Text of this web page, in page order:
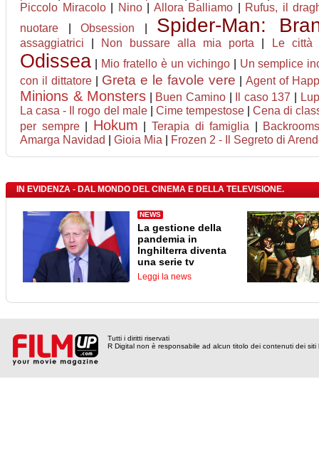
Piccolo Miracolo| Nino| Allora Balliamo
Rufus, il
nuotare |Obsession Spider-Man:
assaggiatrici Non bussare alla mia porta Le città
Odissea Mio fratello è un vichingo| Un semplice
con il dittatore
Greta e le favole vere Agent of
Minions & Monsters Buen Camino| Il caso 137
La casa - Il rogo del male| Cime tempestose|Cena di
per sempre| Hokum |Terapia di famiglia
Amarga Navidad
Gioia Mia Frozen 2 - Il Segreto di
IN EVIDENZA - DAL MONDO DEL CINEMA E DELLA TELEVISIONE.
NEWS
La gestione della
pandemia in
Inghilterra diventa
una serie tv
Leggi la news
Tutti i diritti riservati
R Digital non è responsabile ad alcun titolo dei contenuti dei siti